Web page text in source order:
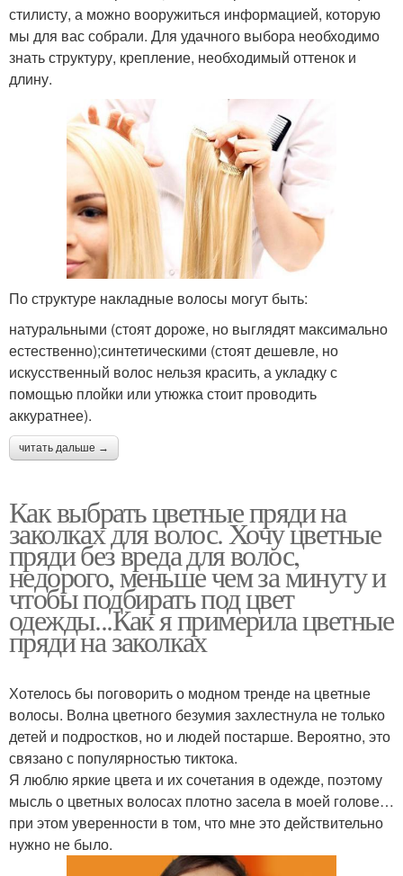
стилисту, а можно вооружиться информацией, которую
мы для вас собрали. Для удачного выбора необходимо
знать структуру, крепление, необходимый оттенок и
длину.
По структуре накладные волосы могут быть:
натуральными (стоят дороже, но выглядят максимально
естественно);синтетическими (стоят дешевле, но
искусственный волос нельзя красить, а укладку с
помощью плойки или утюжка стоит проводить
аккуратнее).
читать дальше →
Как выбрать цветные пряди на
заколках для волос. Хочу цветные
пряди без вреда для волос,
недорого, меньше чем за минуту и
чтобы подбирать под цвет
одежды...Как я примерила цветные
пряди на заколках
Хотелось бы поговорить о модном тренде на цветные
волосы. Волна цветного безумия захлестнула не только
детей и подростков, но и людей постарше. Вероятно, это
связано с популярностью тиктока.
Я люблю яркие цвета и их сочетания в одежде, поэтому
мысль о цветных волосах плотно засела в моей голове…
при этом уверенности в том, что мне это действительно
нужно не было.